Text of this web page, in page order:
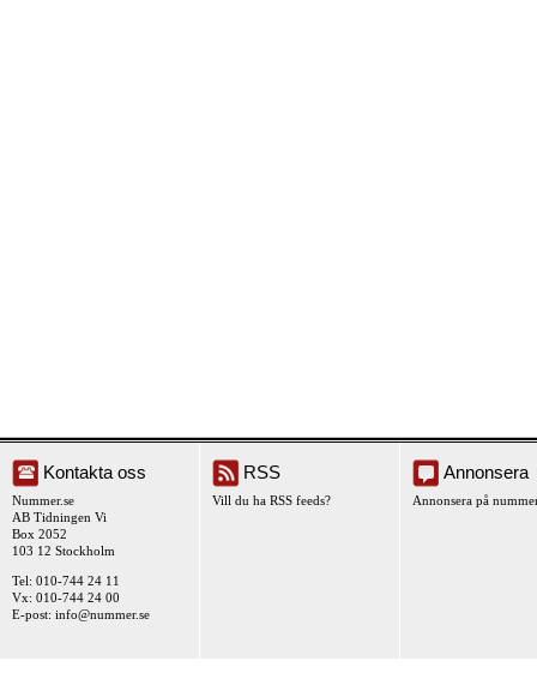
Kontakta oss
Nummer.se
AB Tidningen Vi
Box 2052
103 12 Stockholm
Tel: 010-744 24 11
Vx: 010-744 24 00
E-post: info@nummer.se
RSS
Vill du ha RSS feeds?
Annonsera
Annonsera på